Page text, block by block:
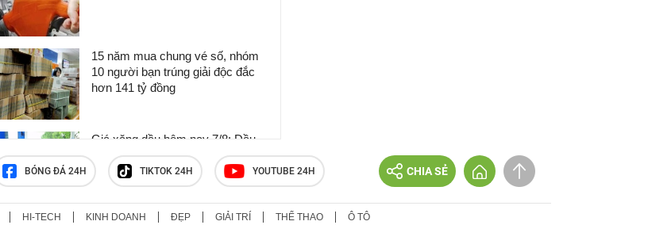
15 năm mua chung vé số, nhóm
10 người bạn trúng giải độc đắc
hơn 141 tỷ đồng
Giá xăng dầu hôm nay 7/8: Dầu
thế giới đi lên, trong nước đồng
loạt giảm
Giá xăng dầu hôm nay 6/8: Thế
BÓNG ĐÁ 24H TIKTOK 24H YOUTUBE 24H CHIA SẺ
HI-TECH KINH DOANH ĐẸP GIẢI TRÍ THỂ THAO Ô TÔ